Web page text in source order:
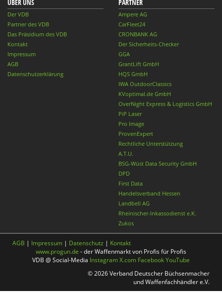
ÜBER UNS
Der VDB
Partner des VDB
Das Präsidium des VDB
Kontakt
Impressum
AGB
Datenschutzerklärung
PARTNER
Ampere AG
CarFleet24
CRONBANK AG
Der Sicherheits-Checker
GGA
GrantLift GmbH
HQS GmbH
IWA OutdoorClassics
KVoptimal.de GmbH
OverNight Express & Logistics GmbH
PiP Laser
Pro Image
ProvenExpert
Rechtliche Unterstützung
A.T.U.
BSG-Wüst Data Security GmbH
DPD
First Data
Handelsverband Hessen
Landbell AG
Rheinischer-Inkassodienst e.K.
Zukos
AGB | Impressum | Datenschutz | Kontakt
www.progun.de - der Waffenmarkt von Profis für Profis
VDB @ Social-Media InstagramX.com FacebookYouTube
© 2026 Verband Deutscher Büchsenmacher
und Waffenfachhändler e.V.